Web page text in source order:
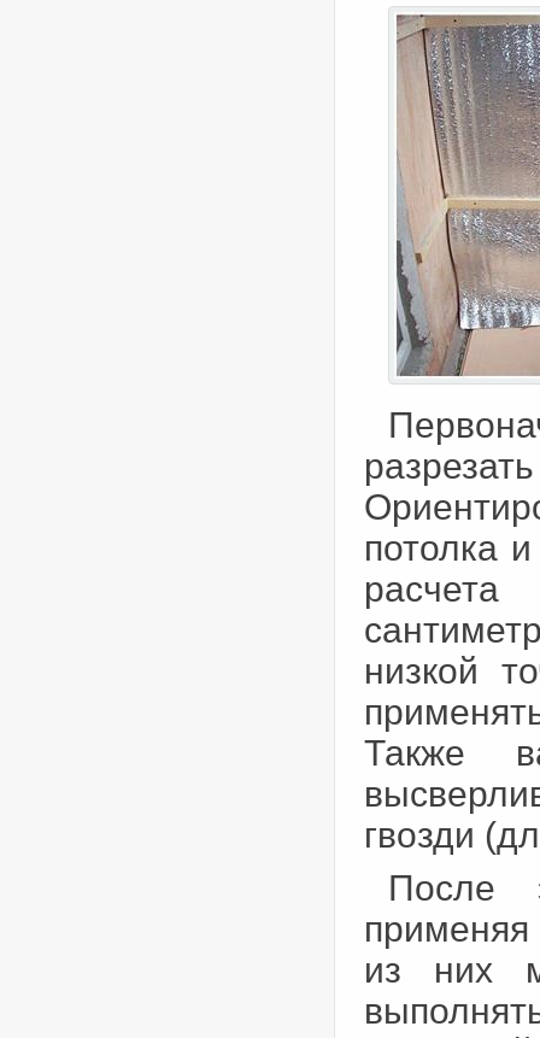
потолка
низкой
Также
гвозди
После
из них